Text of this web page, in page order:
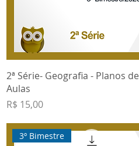
2ª Série- Geografia - Planos de
Aulas
Preço
R$ 15,00
3º Bimestre